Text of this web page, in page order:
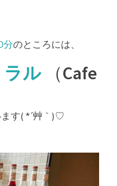
分のところには、
ラル
（Cafe
す( *´艸｀)♡